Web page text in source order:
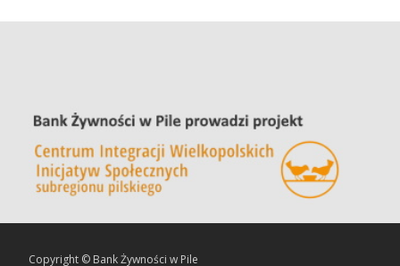
Copyright © Bank Żywności w Pile